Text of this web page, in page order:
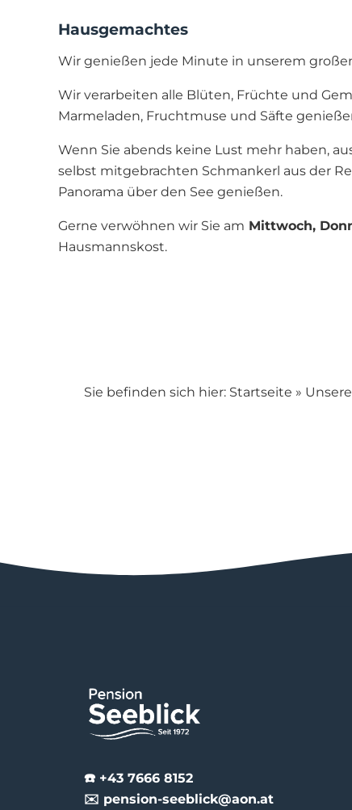
Hausgemachtes
Wir genießen jede Minute in unserem
Wir verarbeiten alle Blüten, Früchte und
Marmeladen, Fruchtmuse und Säfte
Wenn Sie abends keine Lust mehr haben,
selbst mitgebrachten Schmankerl aus der
Panorama über den See genießen.
Gerne verwöhnen wir Sie am Mittwoch,
Hausmannskost.
Sie befinden sich hier: Startseite »
☎️ +43 7666 8152
✉️ pension-seeblick@aon.at